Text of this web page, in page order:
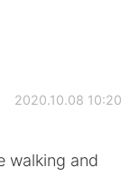
2020.10.08 10:20
walking and